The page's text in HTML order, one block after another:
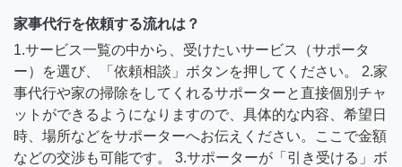
家事代行を依頼する流れは？
1.サービス一覧の中から、受けたいサービス（サポータ
ー）を選び、「依頼相談」ボタンを押してください。 2.家
事代行や家の掃除をしてくれるサポーターと直接個別チャ
ットができるようになりますので、具体的な内容、希望日
時、場所などをサポーターへお伝えください。ここで金額
などの交渉も可能です。 3.サポーターが「引き受ける」ボ